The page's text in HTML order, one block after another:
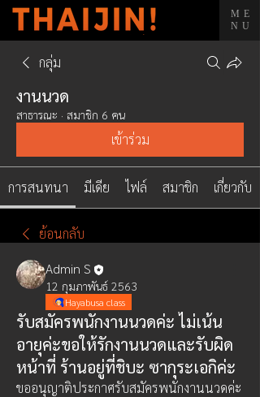
ME
NU
กลุ่ม
งานนวด
สาธารณะ · สมาชิก 6 คน
เข้าร่วม
การสนทนา มีเดีย ไฟล์ สมาชิก เกี่ยวกับ
ย้อนกลับ
Admin S
12 กุมภาพันธ์ 2563
Hayabusa class
รับสมัครพนักงานนวดค่ะ ไม่เน้น
อายุค่ะขอให้รักงานนวดและรับผิด
หน้าที่ ร้านอยู่ที่ชิบะ ซากุระเอกิค่ะ
ขออนุญาติประกาศรับสมัครพนักงานนวดค่ะ